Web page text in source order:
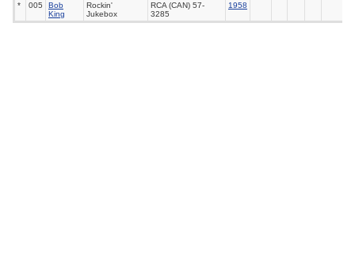
* 005
Bob
King
Rockin'
Jukebox
RCA (CAN) 57-
3285
1958